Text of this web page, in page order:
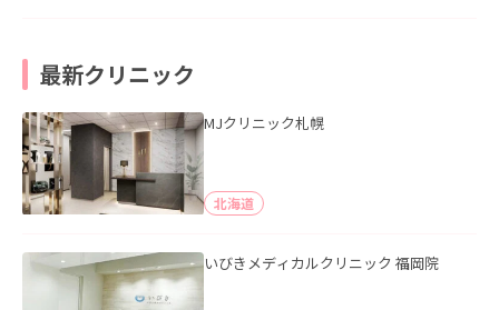
最新クリニック
MJクリニック札幌
北海道
いびきメディカルクリニック 福岡院